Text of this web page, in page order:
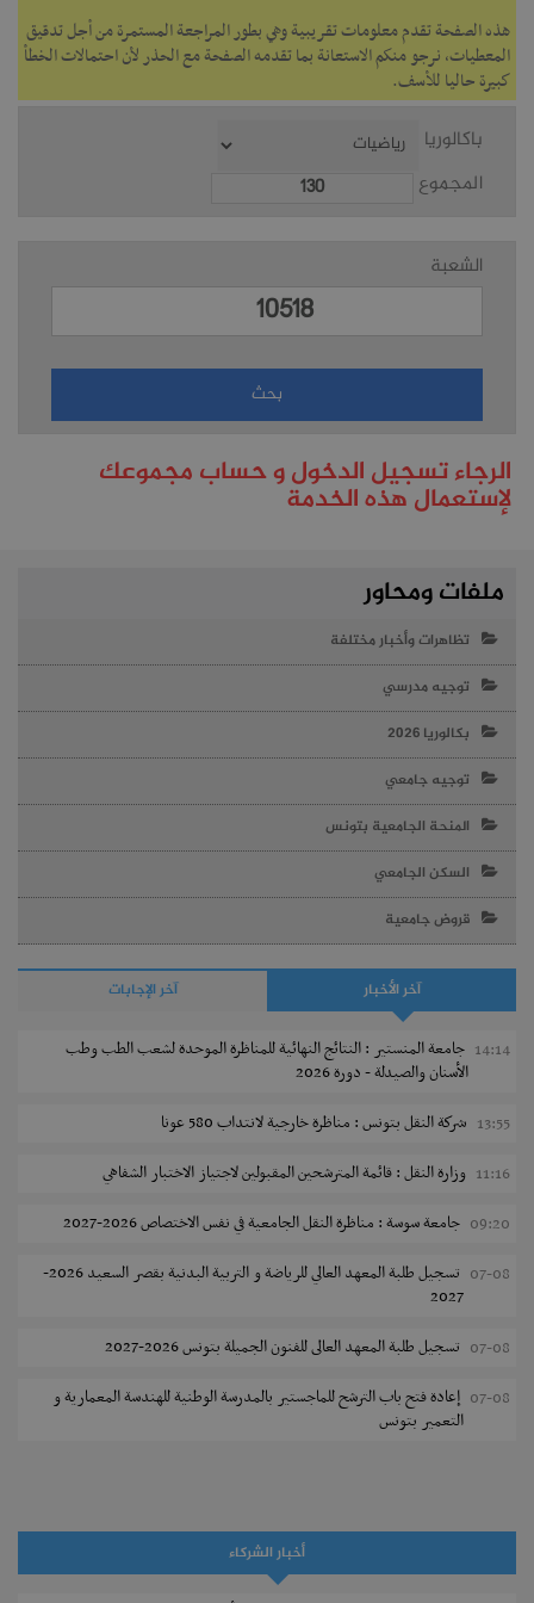
هذه الصفحة تقدم معلومات تقريبية وهي بطور المراجعة المستمرة من أجل تدقيق
المعطيات، نرجو منكم الاستعانة بما تقدمه الصفحة مع الحذر لأن احتمالات الخطأ
كبيرة حاليا للأسف.
باكالوريا
المجموع
الشعبة
الرجاء تسجيل الدخول و حساب مجموعك
لإستعمال هذه الخدمة
ملفات ومحاور
تظاهرات وأخبار مختلفة
توجيه مدرسي
بكالوريا 2026
توجيه جامعي
المنحة الجامعية بتونس
السكن الجامعي
قروض جامعية
آخر الأخبار آخر الإجابات
14:14 جامعة المنستير : النتائج النهائية للمناظرة الموحدة لشعب الطب وطب
الأسنان والصيدلة - دورة 2026
13:55 شركة النقل بتونس : مناظرة خارجية لانتداب 580 عونا
11:16 وزارة النقل : قائمة المترشحين المقبولين لاجتياز الاختبار الشفاهي
09:20 جامعة سوسة : مناظرة النقل الجامعية في نفس الاختصاص 2026-2027
07-08
تسجيل طلبة المعهد العالي للرياضة و التربية البدنية بقصر السعيد 2026-
2027
07-08 تسجيل طلبة المعهد العالى للفنون الجميلة بتونس 2026-2027
07-08 إعادة فتح باب الترشح للماجستير بالمدرسة الوطنية للهندسة المعمارية و
التعمير بتونس
المعهد العالي للعلوم التطبيقية والتكنولوجيا بالقيروان : الترشح للماجستير
أخبار الشركاء